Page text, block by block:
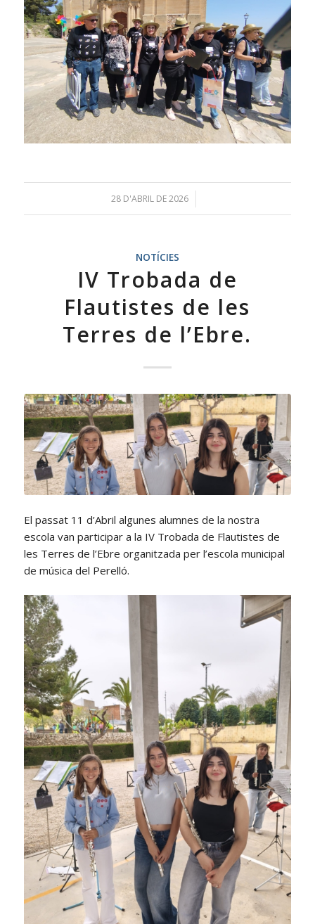
28 D'ABRIL DE 2026
/
NOTÍCIES
IV Trobada de
Flautistes de les
Terres de l’Ebre.
El passat 11 d’Abril algunes alumnes de la nostra
escola van participar a la IV Trobada de Flautistes de
les Terres de l’Ebre organitzada per l’escola municipal
de música del Perelló.